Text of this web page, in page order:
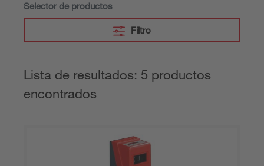
Selector de productos
Filtro
Lista de resultados: 5 productos
encontrados